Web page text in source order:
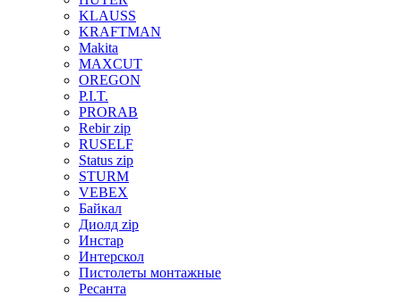
KLAUSS
KRAFTMAN
Makita
MAXCUT
OREGON
P.I.T.
PRORAB
Rebir zip
RUSELF
Status zip
STURM
VEBEX
Байкал
Диолд zip
Инстар
Интерскол
Пистолеты монтажные
Ресанта